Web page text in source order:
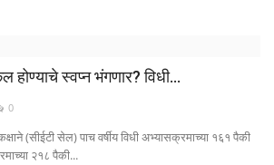
होण्याचे स्वप्न भंगणार? विधी...
0
(सीईटी सेल) पाच वर्षीय विधी अभ्यासक्रमाच्या १६१ पैकी
२१८ पैकी...